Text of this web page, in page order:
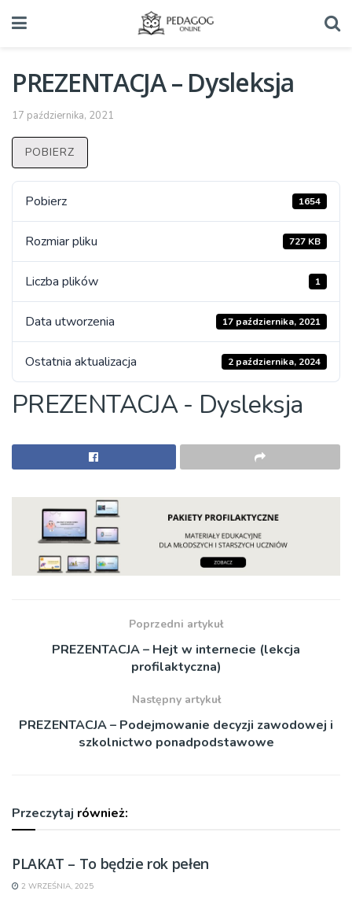
PREZENTACJA – Dysleksja
17 października, 2021
POBIERZ
Pobierz 1654
Rozmiar pliku 727 KB
Liczba plików 1
Data utworzenia 17 października, 2021
Ostatnia aktualizacja 2 października, 2024
PREZENTACJA - Dysleksja
Poprzedni artykuł
PREZENTACJA – Hejt w internecie (lekcja
profilaktyczna)
Następny artykuł
PREZENTACJA – Podejmowanie decyzji zawodowej i
szkolnictwo ponadpodstawowe
Przeczytaj również:
PLAKAT – To będzie rok pełen
2 WRZEŚNIA, 2025